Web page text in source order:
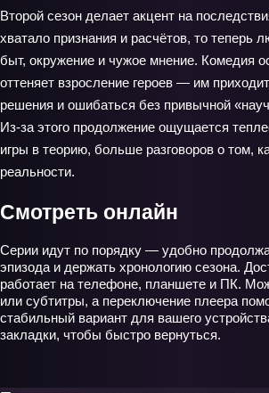
Второй сезон делает акцент на
хватало признания и расчётов, то теперь
быт, окружение и чужое мнение. Комедия
оттеняет взросление героев — им
решения и ошибаться без привычной
Из‑за этого продолжение ощущается
игры в теорию, больше разговоров о том,
реальности.
Смотреть онлайн
Серии идут по порядку — удобно
эпизода и держать хронологию сезона.
работает на телефоне, планшете и ПК.
или субтитры, а переключение плеера
стабильный вариант для вашего
закладки, чтобы быстро вернуться.